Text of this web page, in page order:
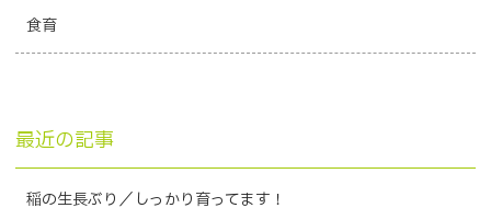
食育
最近の記事
稲の生長ぶり／しっかり育ってます！